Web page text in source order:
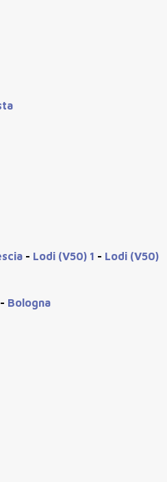
- Lodi (V50) 1 - Lodi (V50)
- Bologna